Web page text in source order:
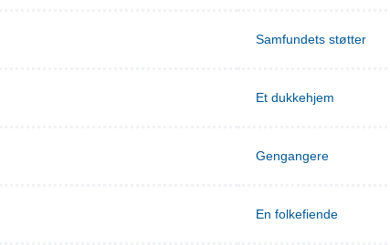
Samfundets støtter
Et dukkehjem
Gengangere
En folkefiende